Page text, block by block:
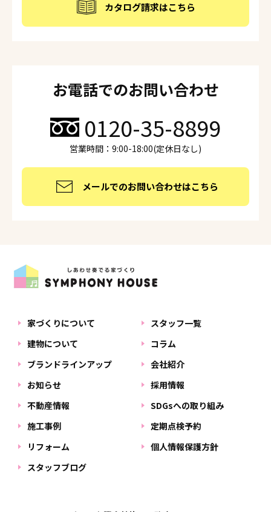
カタログ請求はこちら
お電話でのお問い合わせ
0120-35-8899
営業時間：9:00-18:00(定休日なし)
メールでのお問い合わせはこちら
家づくりについて
建物について
ブランドラインアップ
お知らせ
不動産情報
施工事例
リフォーム
スタッフブログ
スタッフ一覧
コラム
会社紹介
採用情報
SDGsへの取り組み
定期点検予約
個人情報保護方針